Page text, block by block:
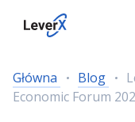
Główna Blog
Economic Forum